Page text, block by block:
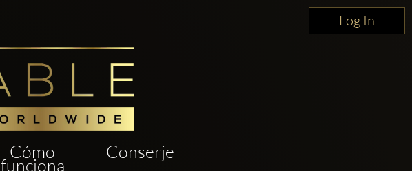
Log In
Cómo
funciona
Conserje